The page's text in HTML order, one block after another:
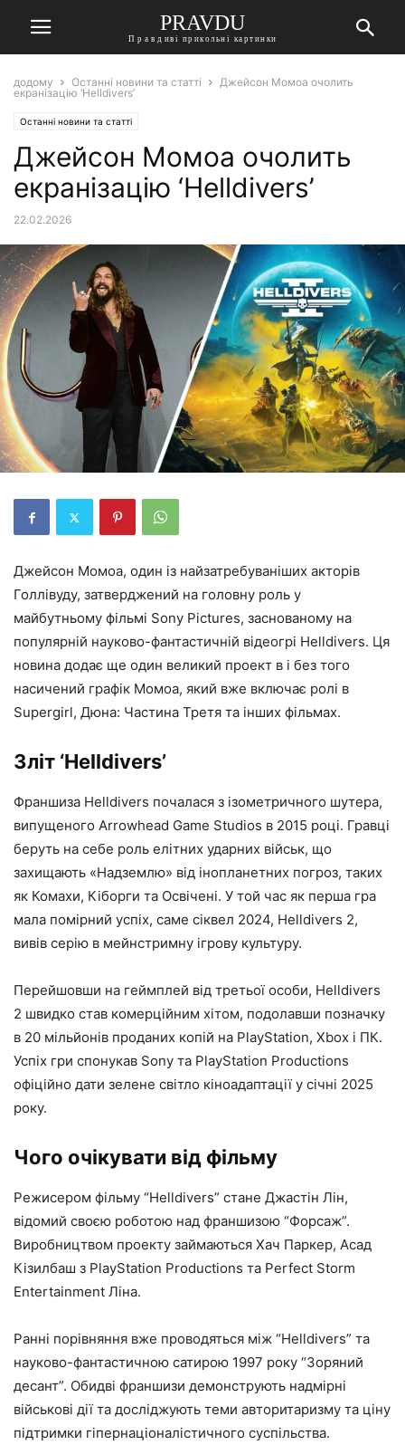
PRAVDU
Правдиві прикольні картинки
додому Останні новини та статті
Джейсон Момоа очолить
екранізацію ‘Helldivers’
Останні новини та статті
Джейсон Момоа очолить
екранізацію ‘Helldivers’
22.02.2026
Джейсон Момоа, один із найзатребуваніших акторів
Голлівуду, затверджений на головну роль у
майбутньому фільмі Sony Pictures, заснованому на
популярній науково-фантастичній відеогрі Helldivers. Ця
новина додає ще один великий проект в і без того
насичений графік Момоа, який вже включає ролі в
Supergirl, Дюна: Частина Третя та інших фільмах.
Зліт ‘Helldivers’
Франшиза Helldivers почалася з ізометричного шутера,
випущеного Arrowhead Game Studios в 2015 році. Гравці
беруть на себе роль елітних ударних військ, що
захищають «Надземлю» від інопланетних погроз, таких
як Комахи, Кіборги та Освічені. У той час як перша гра
мала помірний успіх, саме сіквел 2024, Helldivers 2,
вивів серію в мейнстримну ігрову культуру.
Перейшовши на геймплей від третьої особи, Helldivers
2 швидко став комерційним хітом, подолавши позначку
в 20 мільйонів проданих копій на PlayStation, Xbox і ПК.
Успіх гри спонукав Sony та PlayStation Productions
офіційно дати зелене світло кіноадаптації у січні 2025
року.
Чого очікувати від фільму
Режисером фільму “Helldivers” стане Джастін Лін,
відомий своєю роботою над франшизою “Форсаж”.
Виробництвом проекту займаються Хач Паркер, Асад
Кізилбаш з PlayStation Productions та Perfect Storm
Entertainment Ліна.
Ранні порівняння вже проводяться між “Helldivers” та
науково-фантастичною сатирою 1997 року “Зоряний
десант”. Обидві франшизи демонструють надмірні
військові дії та досліджують теми авторитаризму та ціну
підтримки гіпернаціоналістичного суспільства.